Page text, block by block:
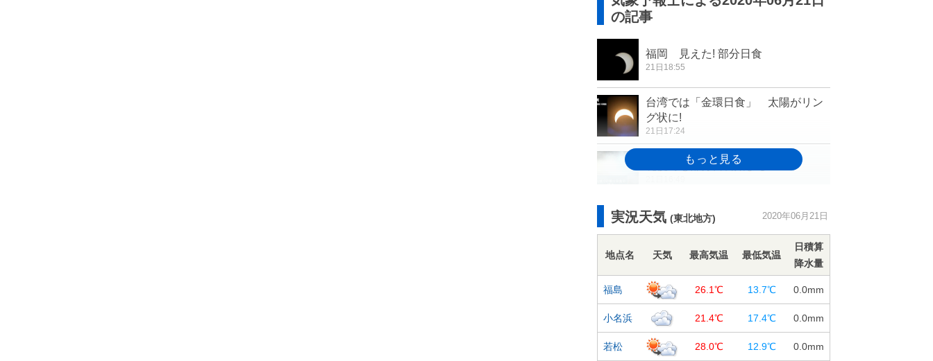
の記事
福岡 見えた! 部分日食
21日18:55
台湾では「金環日食」 太陽がリン
グ状に!
21日17:24
札幌でも部分日食始まる
まもなく「部分日食」 16時頃から
週間 木～金曜は大雨の恐れ 週末
は猛暑か
21日14:50
浅間山で火山性地震が増加 噴火警
戒レベル1が継続
21日12:30
実況天気 (東北地方) 2020年06月21日
地点名 天気 最高気温 最低気温
日積算
降水量
福島 26.1℃ 13.7℃ 0.0mm
小名浜 21.4℃ 17.4℃ 0.0mm
若松 28.0℃ 12.9℃ 0.0mm